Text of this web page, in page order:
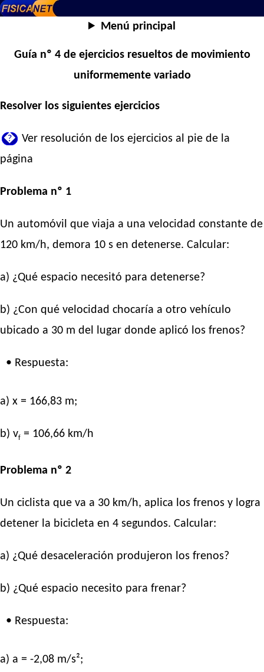
Menú principal
Guía nº 4 de ejercicios resueltos de movimiento
uniformemente variado
Resolver los siguientes ejercicios
� Ver resolución de los ejercicios al pie de la
página
Problema nº 1
Un automóvil que viaja a una velocidad constante de
120 km/h, demora 10 s en detenerse. Calcular:
a) ¿Qué espacio necesitó para detenerse?
b) ¿Con qué velocidad chocaría a otro vehículo
ubicado a 30 m del lugar donde aplicó los frenos?
• Respuesta:
a) x = 166,83 m;
b) vf = 106,66 km/h
Problema nº 2
Un ciclista que va a 30 km/h, aplica los frenos y logra
detener la bicicleta en 4 segundos. Calcular:
a) ¿Qué desaceleración produjeron los frenos?
b) ¿Qué espacio necesito para frenar?
• Respuesta:
a) a = -2,08 m/s²;